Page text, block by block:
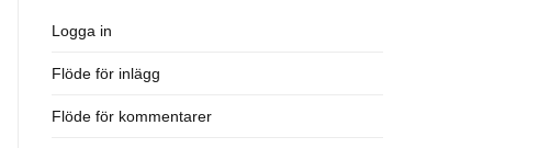
Logga in
Flöde för inlägg
Flöde för kommentarer